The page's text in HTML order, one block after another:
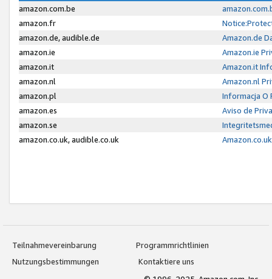
amazon.com.be
amazon.fr
amazon.de, audible.de
Amazon.de
amazon.ie
Amazon.ie
amazon.it
Amazon.it
amazon.nl
Amazon.nl
amazon.pl
Informacja O
amazon.es
Aviso de
amazon.se
amazon.co.uk, audible.co.uk
Teilnahmevereinbarung
Programmrichtlinien
Nutzungsbestimmungen
Kontaktiere uns